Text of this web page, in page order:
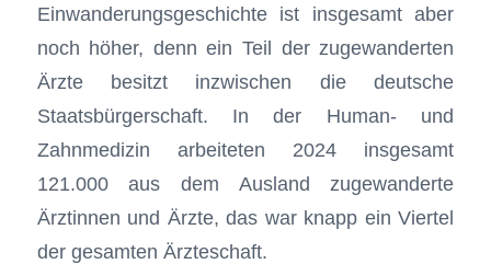
Einwanderungsgeschichte ist insgesamt aber
noch höher, denn ein Teil der zugewanderten
Ärzte besitzt inzwischen die deutsche
Staatsbürgerschaft. In der Human- und
Zahnmedizin arbeiteten 2024 insgesamt
121.000 aus dem Ausland zugewanderte
Ärztinnen und Ärzte, das war knapp ein Viertel
der gesamten Ärzteschaft.